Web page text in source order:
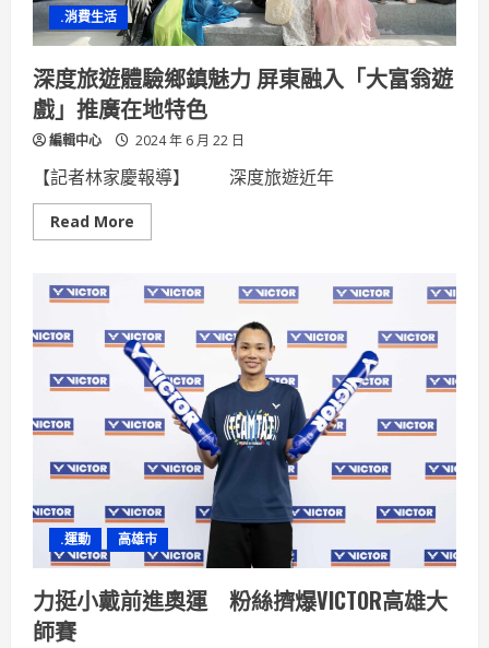
驗
評
鑑
特
優
三
連
霸
.消費生活
深度旅遊體驗鄉鎮魅力 屏東融入「大富翁遊
戲」推廣在地特色
編輯中心 2024 年 6 月 22 日
【記者林家慶報導】 深度旅遊近年
Read More
more
度
旅
體
驗
鄉
鎮
魅
屏
東
入
「大
翁
遊
戲」
推
廣
在
地
特
.運動 高雄市
力挺小戴前進奧運 粉絲擠爆VICTOR高雄大
師賽